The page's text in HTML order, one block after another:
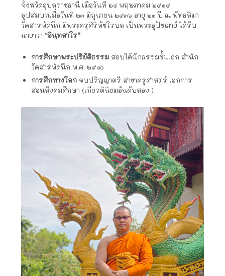
จังหวัดอุบลราชธานี เมื่อวันที่ ๒๔ พฤษภาคม ๒๕๑๕
อุปสมบทเมื่อวันที่ ๒๓ มิถุนายน ๒๕๓๖ อายุ ๒๑ ปี ณ พัทธสีมา
วัดสารพัดนึก มีพระครูศิริพัชโรบล เป็นพระอุปัชฌาย์ ได้รับ
ฉายาว่า “อินฺทสาโร”
การศึกษาพระปริยัติธรรม สอบได้นักธรรมชั้นเอก สำนัก
วัดสารพัดนึก พ.ศ. ๒๕๔๐
การศึกทางโลก จบปริญญาตรี สาขาครุศาสตร์ เอกการ
สอนสังคมศึกษา (เกียรตินิยมอันดับสอง )